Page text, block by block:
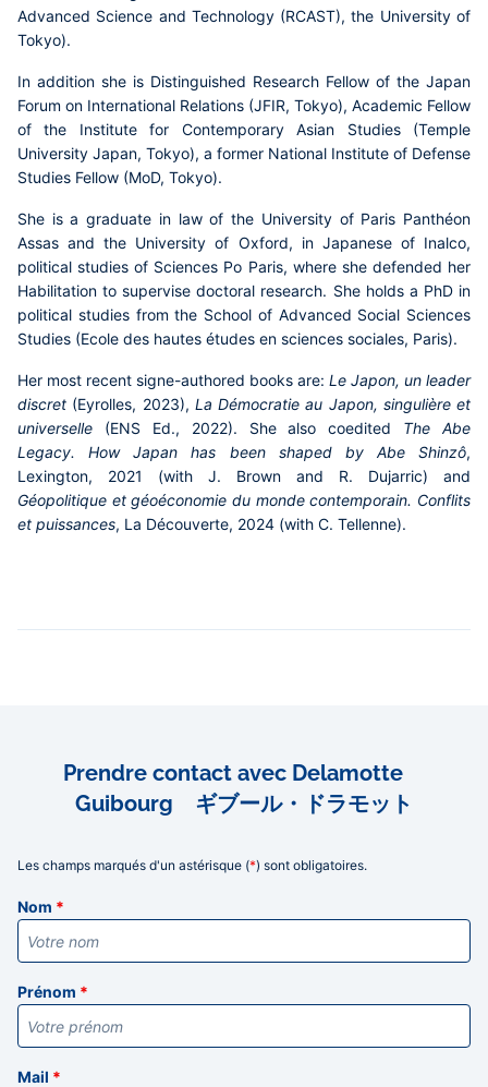
Advanced Science and Technology (RCAST), the University of
Tokyo).
In addition she is Distinguished Research Fellow of the Japan
Forum on International Relations (JFIR, Tokyo), Academic Fellow
of the Institute for Contemporary Asian Studies (Temple
University Japan, Tokyo), a former National Institute of Defense
Studies Fellow (MoD, Tokyo).
She is a graduate in law of the University of Paris Panthéon
Assas and the University of Oxford, in Japanese of Inalco,
political studies of Sciences Po Paris, where she defended her
Habilitation to supervise doctoral research. She holds a PhD in
political studies from the School of Advanced Social Sciences
Studies (Ecole des hautes études en sciences sociales, Paris).
Her most recent signe-authored books are: Le Japon, un leader
discret (Eyrolles, 2023), La Démocratie au Japon, singulière et
universelle (ENS Ed., 2022). She also coedited The
Abe
Legacy. How Japan has been shaped by Abe Shinzô,
Lexington, 2021 (with J. Brown and R. Dujarric) and
Géopolitique et géoéconomie du monde contemporain. Conflits
et puissances, La Découverte, 2024 (with C. Tellenne).
Prendre contact avec Delamotte
Guibourg ギブール・ドラモット
Les champs marqués d'un astérisque (*) sont obligatoires.
Nom *
Prénom *
Mail *